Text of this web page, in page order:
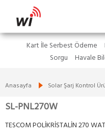
Kart İle Serbest Ödeme
Sorgu
Havale
Anasayfa Solar Şarj Kontrol
SL-PNL270W
TESCOM POLİKRİSTALİN 270